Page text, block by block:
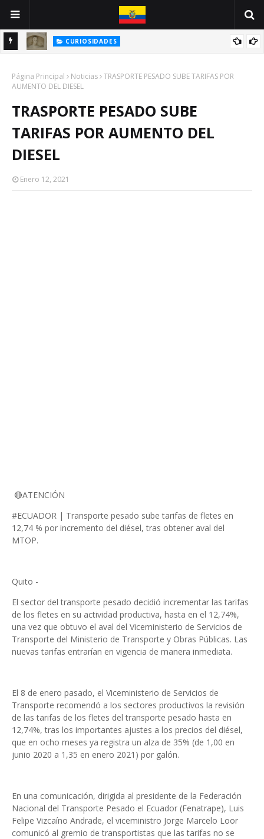
CURIOSIDADES
NEGRA
Página Principal Noticias TRASPORTE PESADO SUBE TARIFAS POR
AUMENTO DEL DIESEL
TRASPORTE PESADO SUBE
TARIFAS POR AUMENTO DEL
DIESEL
Enero 12, 2021
🔴ATENCIÓN
#ECUADOR | Transporte pesado sube tarifas de fletes en
12,74 % por incremento del diésel, tras obtener aval del
MTOP.
Quito -
El sector del transporte pesado decidió incrementar las tarifas
de los fletes en su actividad productiva, hasta en el 12,74%,
una vez que obtuvo el aval del Viceministerio de Servicios de
Transporte del Ministerio de Transporte y Obras Públicas. Las
nuevas tarifas entrarían en vigencia de manera inmediata.
El 8 de enero pasado, el Viceministerio de Servicios de
Transporte recomendó a los sectores productivos la revisión
de las tarifas de los fletes del transporte pesado hasta en
12,74%, tras los importantes ajustes a los precios del diésel,
que en ocho meses ya registra un alza de 35% (de 1,00 en
junio 2020 a 1,35 en enero 2021) por galón.
En una comunicación, dirigida al presidente de la Federación
Nacional del Transporte Pesado el Ecuador (Fenatrape), Luis
Felipe Vizcaíno Andrade, el viceministro Jorge Marcelo Loor
comunicó al gremio de transportistas que las tarifas no se